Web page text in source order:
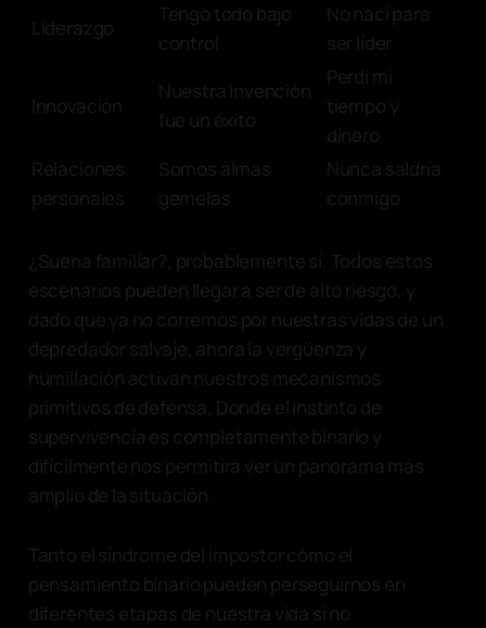
Liderazgo
Tengo todo bajo
control
No nací para
ser líder
Innovación
Nuestra invención
fue un éxito
Perdí mi
tiempo y
dinero
Relaciones
personales
Somos almas
gemelas
Nunca saldría
conmigo
¿Suena familiar?, probablemente si. Todos estos
escenarios pueden llegar a ser de alto riesgo, y
dado que ya no corremos por nuestras vidas de un
depredador salvaje, ahora la vergüenza y
humillación activan nuestros mecanismos
primitivos de defensa. Donde el instinto de
supervivencia es completamente binario y
difícilmente nos permitirá ver un panorama más
amplio de la situación.
Tanto el síndrome del impostor cómo el
pensamiento binario pueden perseguirnos en
diferentes etapas de nuestra vida si no